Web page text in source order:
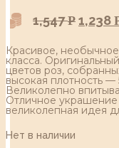
1,547Р 1,238
Красивое,
класса.
цветов роз,
высокая плотность
Великолепно
Отличное
великолепная идея
Нет в наличии